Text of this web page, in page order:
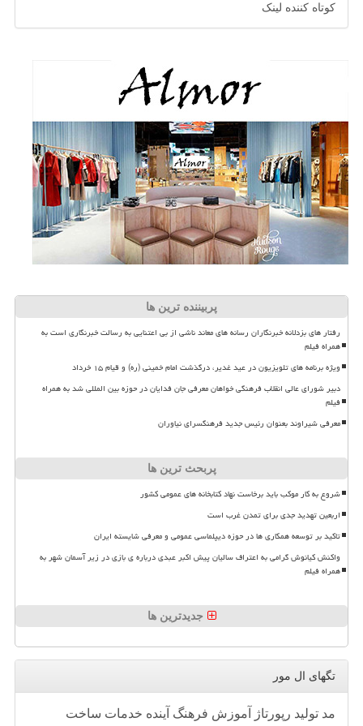
کوتاه کننده لینک
پربیننده ترین ها
رفتار های بزدلانه خبرنگاران رسانه های معاند ناشی از بی اعتنایی به رسالت خبرنگاری است به
همراه فیلم
ویژه برنامه های تلویزیون در عید غدیر، درگذشت امام خمینی (ره) و قیام ۱۵ خرداد
دبیر شورای عالی انقلاب فرهنگی خواهان معرفی جان فدایان در حوزه بین المللی شد به همراه
فیلم
معرفی شیراوند بعنوان رئیس جدید فرهنگسرای نیاوران
پربحث ترین ها
شروع به کار موکب باید برخاست نهاد کتابخانه های عمومی کشور
اربعین تهدید جدی برای تمدن غرب است
تاکید بر توسعه همکاری ها در حوزه دیپلماسی عمومی و معرفی شایسته ایران
واکنش کیانوش گرامی به اعتراف سالیان پیش اکبر عبدی درباره ی بازی در زیر آسمان شهر به
همراه فیلم
جدیدترین ها
تگهای ال مور
مد تولید رپورتاژ آموزش فرهنگ آینده خدمات ساخت